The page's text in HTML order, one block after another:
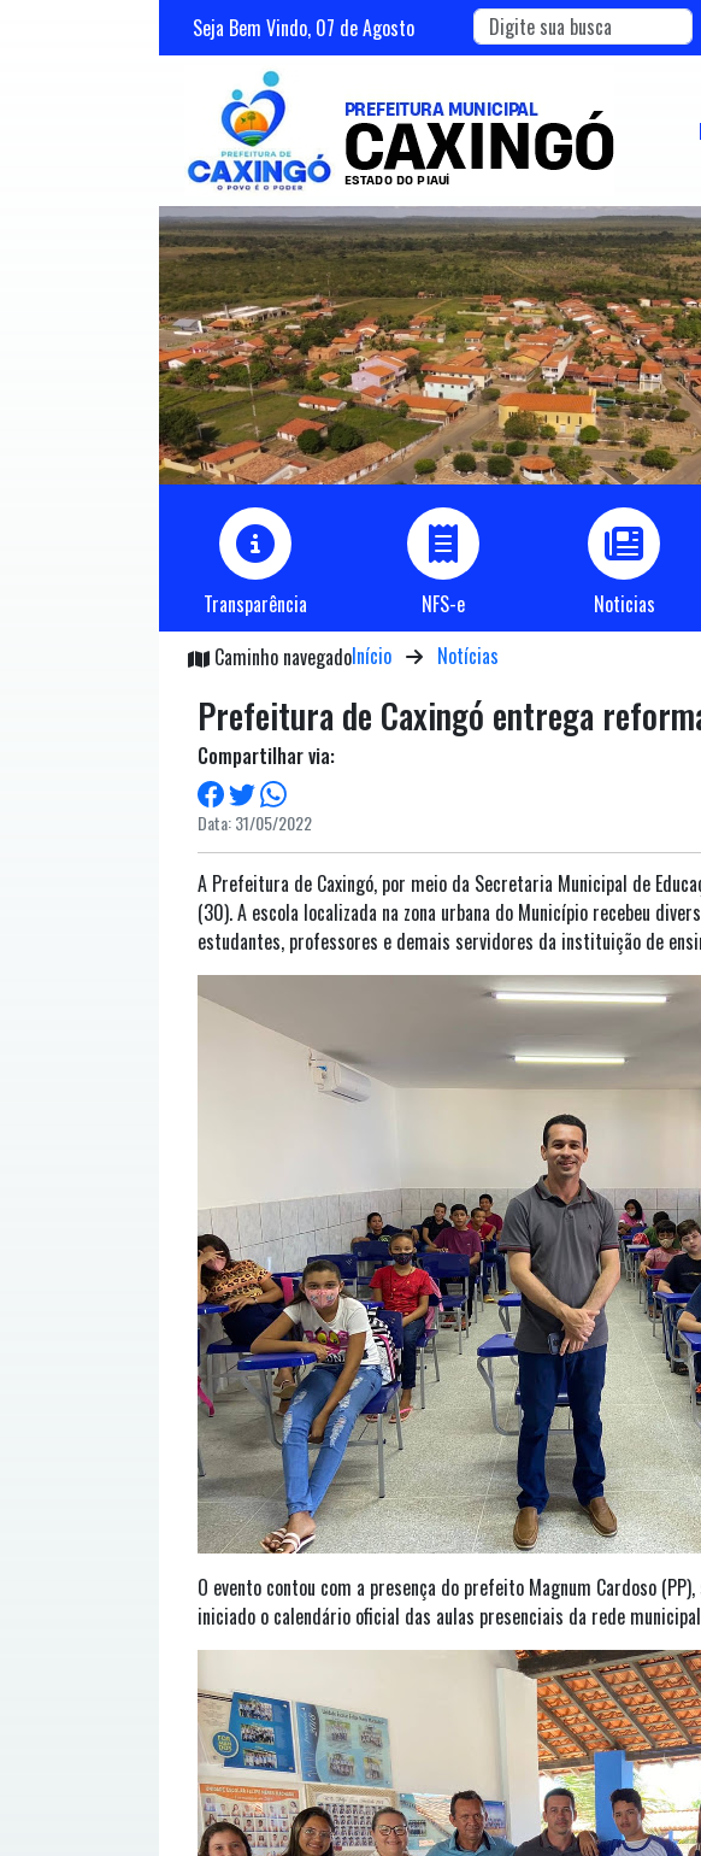
Seja Bem Vindo, 07 deAgosto
Transparência NFS-e Noticias
Caminho navegadoInício Notícias
Prefeitura de Caxingó entrega
Compartilhar via:
Data: 31/05/2022
A Prefeitura de Caxingó, por meio da Secretaria Municipal de
(30). A escola localizada na zona urbana do Município recebeu
estudantes, professores e demais servidores da instituição de
O evento contou com a presença do prefeito Magnum Cardoso
iniciado o calendário oficial das aulas presenciais da rede